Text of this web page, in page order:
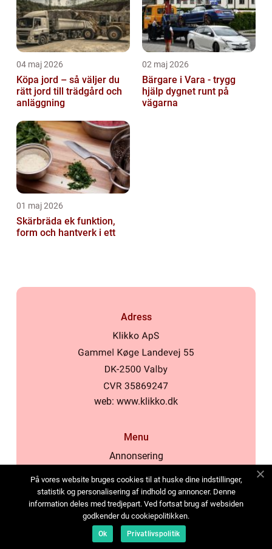
04 maj 2026
Köpa jord – så väljer du
rätt jord till trädgård och
anläggning
02 maj 2026
Bärgare i Vara - trygg
hjälp dygnet runt på
vägarna
01 maj 2026
Skärbräda ek funktion,
form och hantverk i ett
Adress
web: www.klikko.dk
Menu
Annonsering
Cookies
Kontakta oss
Sitemap
På vores website bruges cookies til at huske dine indstillinger,
statistik og personalisering af indhold og annoncer. Denne
information deles med tredjepart. Ved fortsat brug af websiden
godkender du cookiepolitikken.
Ok Privatlivspolitik